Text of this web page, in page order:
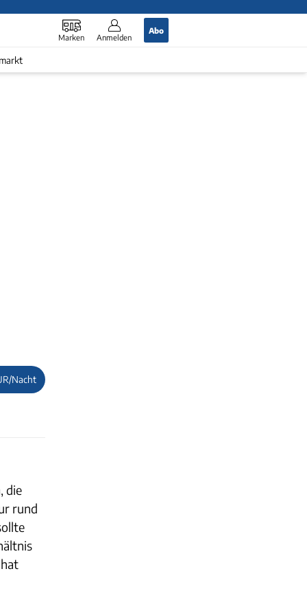
Marken Anmelden
Abo
Nacht
die
rund